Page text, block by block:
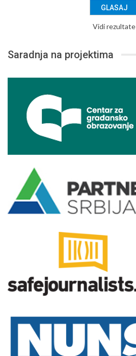
Vidi rezultate
Saradnja na projektima